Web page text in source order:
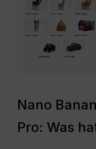
Nano
Pro: Was